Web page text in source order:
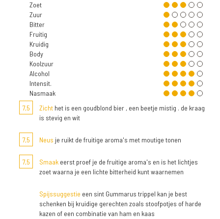
Zoet
Zuur
Bitter
Fruitig
Kruidig
Body
Koolzuur
Alcohol
Intensit.
Nasmaak
7,5
Zicht het is een goudblond bier , een beetje mistig . de kraag
is stevig en wit
7,5 Neus je ruikt de fruitige aroma's met moutige tonen
7,5 Smaak eerst proef je de fruitige aroma's en is het lichtjes
zoet waarna je een lichte bitterheid kunt waarnemen
Spijssuggestie een sint Gummarus trippel kan je best
schenken bij kruidige gerechten zoals stoofpotjes of harde
kazen of een combinatie van ham en kaas